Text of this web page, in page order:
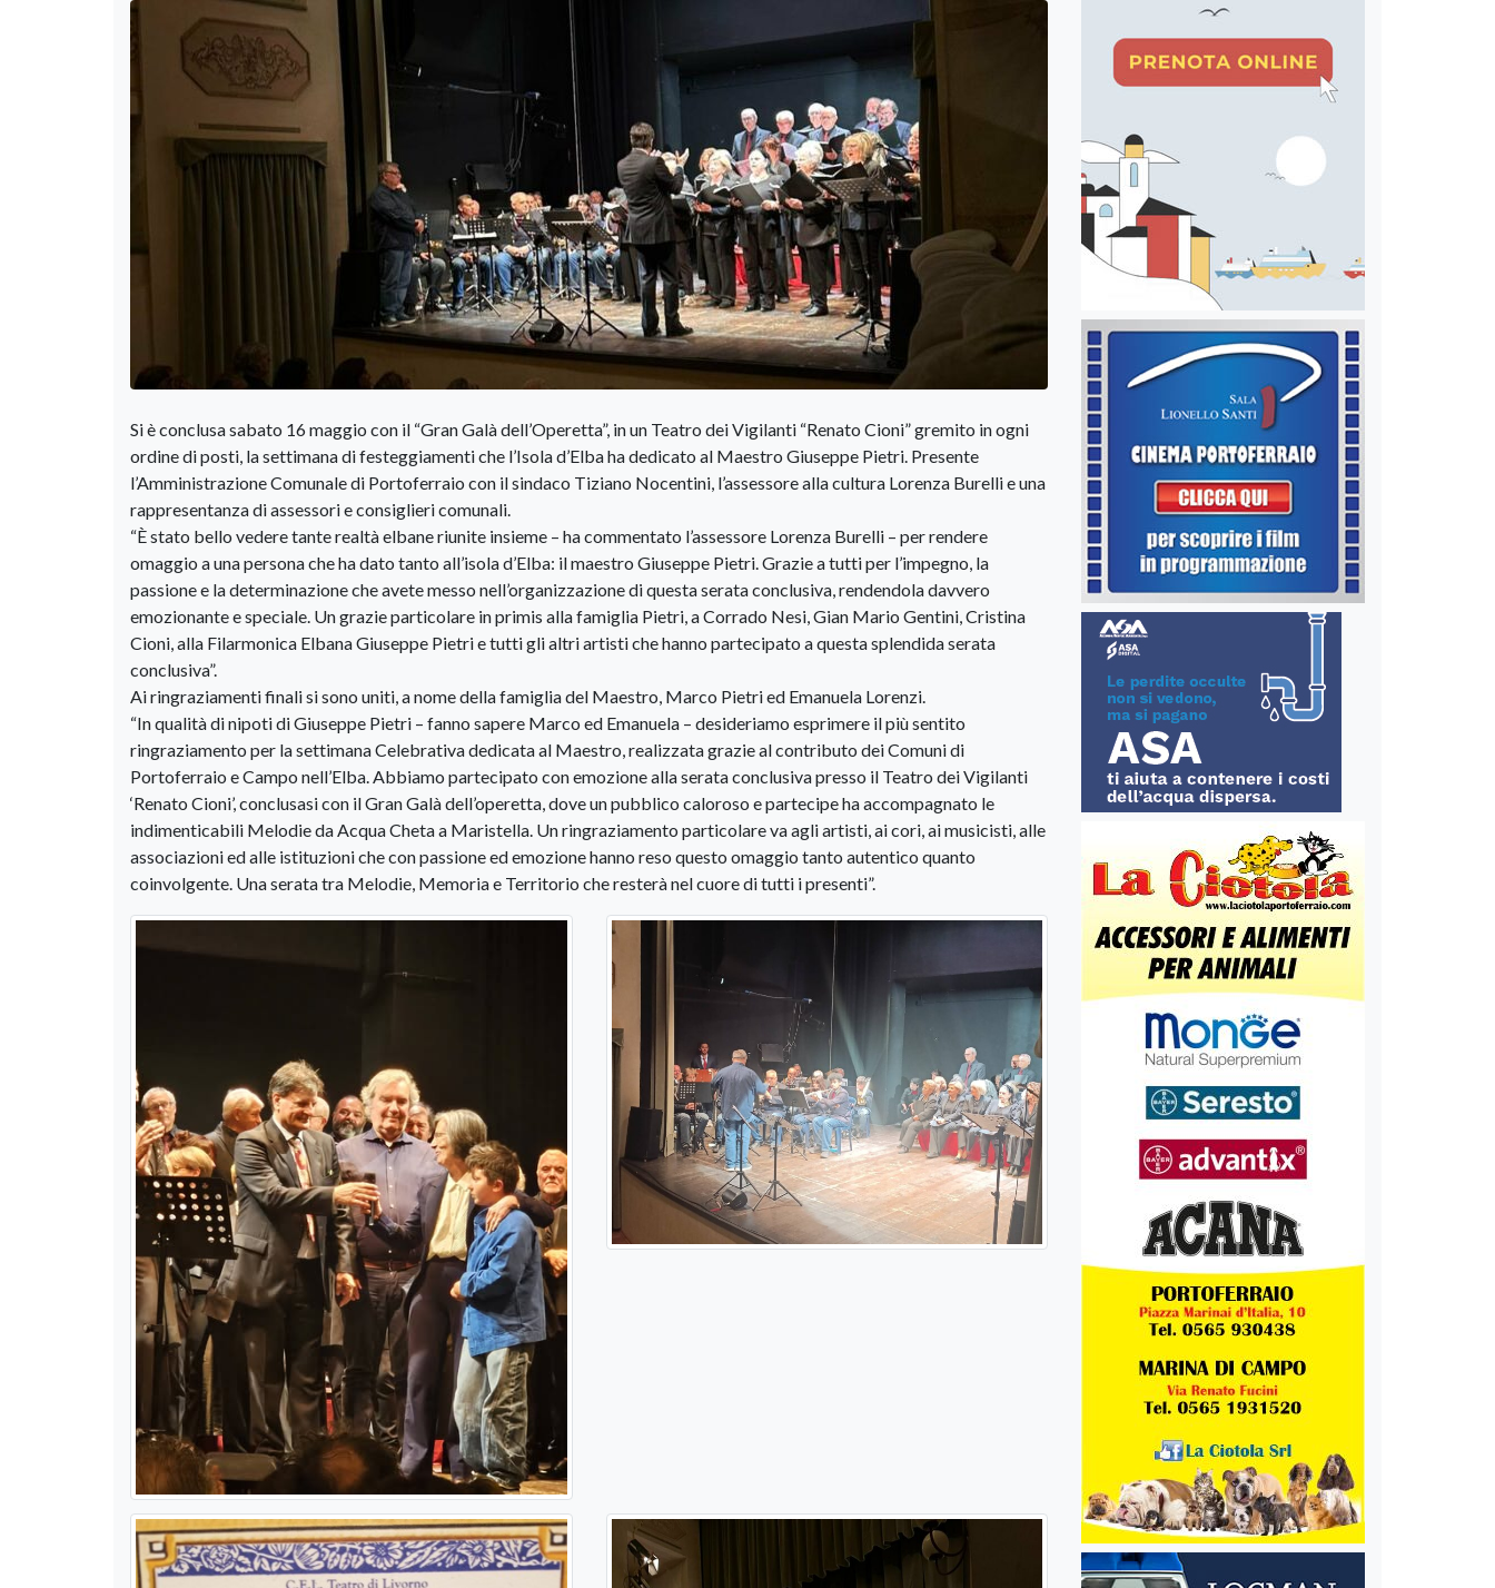
Si è conclusa sabato 16 maggio con il “Gran Galà dell’Operetta”, in un Teatro dei Vigilanti “Renato Cioni” gremito in ogni
ordine di posti, la settimana di festeggiamenti che l’Isola d’Elba ha dedicato al Maestro Giuseppe Pietri. Presente
l’Amministrazione Comunale di Portoferraio con il sindaco Tiziano Nocentini, l’assessore alla cultura Lorenza Burelli e una
rappresentanza di assessori e consiglieri comunali.
“È stato bello vedere tante realtà elbane riunite insieme – ha commentato l’assessore Lorenza Burelli – per rendere
omaggio a una persona che ha dato tanto all’isola d’Elba: il maestro Giuseppe Pietri. Grazie a tutti per l’impegno, la
passione e la determinazione che avete messo nell’organizzazione di questa serata conclusiva, rendendola davvero
emozionante e speciale. Un grazie particolare in primis alla famiglia Pietri, a Corrado Nesi, Gian Mario Gentini, Cristina
Cioni, alla Filarmonica Elbana Giuseppe Pietri e tutti gli altri artisti che hanno partecipato a questa splendida serata
conclusiva”.
Ai ringraziamenti finali si sono uniti, a nome della famiglia del Maestro, Marco Pietri ed Emanuela Lorenzi.
“In qualità di nipoti di Giuseppe Pietri – fanno sapere Marco ed Emanuela – desideriamo esprimere il più sentito
ringraziamento per la settimana Celebrativa dedicata al Maestro, realizzata grazie al contributo dei Comuni di
Portoferraio e Campo nell’Elba. Abbiamo partecipato con emozione alla serata conclusiva presso il Teatro dei Vigilanti
‘Renato Cioni’, conclusasi con il Gran Galà dell’operetta, dove un pubblico caloroso e partecipe ha accompagnato le
indimenticabili Melodie da Acqua Cheta a Maristella. Un ringraziamento particolare va agli artisti, ai cori, ai musicisti, alle
associazioni ed alle istituzioni che con passione ed emozione hanno reso questo omaggio tanto autentico quanto
coinvolgente. Una serata tra Melodie, Memoria e Territorio che resterà nel cuore di tutti i presenti”.